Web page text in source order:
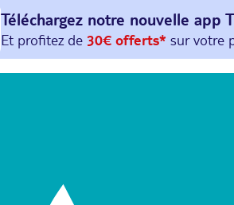
Téléchargez notre nouvelle app
Et profitez de 30€ offerts*sur votre
avec le code : HAPPYAPP